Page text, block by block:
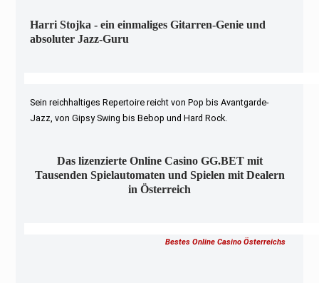
Harri Stojka - ein einmaliges Gitarren-Genie und
absoluter Jazz-Guru
Sein reichhaltiges Repertoire reicht von Pop bis Avantgarde-
Jazz, von Gipsy Swing bis Bebop und Hard Rock.
Das lizenzierte Online Casino GG.BET mit
Tausenden Spielautomaten und Spielen mit Dealern
in Österreich
Bestes Online Casino Österreichs